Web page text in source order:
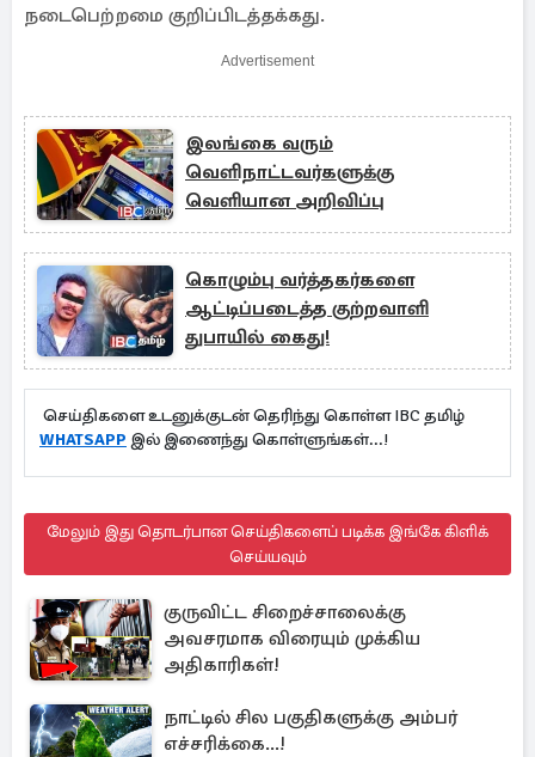
நடைபெற்றமை குறிப்பிடத்தக்கது.
Advertisement
இலங்கை வரும்
வெளிநாட்டவர்களுக்கு
வெளியான அறிவிப்பு
கொழும்பு வர்த்தகர்களை
ஆட்டிப்படைத்த குற்றவாளி
துபாயில் கைது!
செய்திகளை உடனுக்குடன் தெரிந்து கொள்ள IBC தமிழ்
WHATSAPP இல் இணைந்து கொள்ளுங்கள்...!
மேலும் இது தொடர்பான செய்திகளைப் படிக்க இங்கே கிளிக்
செய்யவும்
குருவிட்ட சிறைச்சாலைக்கு
அவசரமாக விரையும் முக்கிய
அதிகாரிகள்!
நாட்டில் சில பகுதிகளுக்கு அம்பர்
எச்சரிக்கை...!